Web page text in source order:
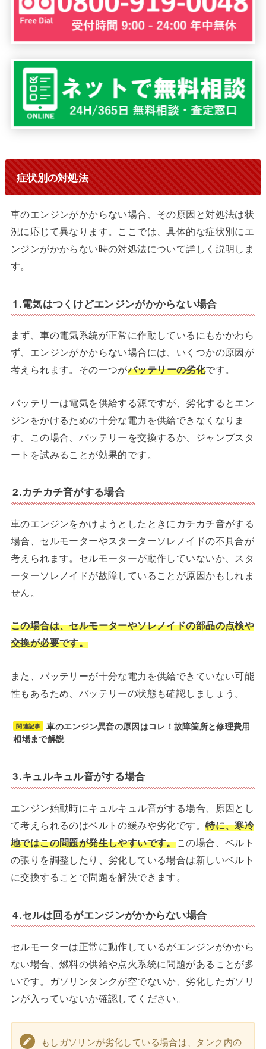
症状別の対処法
車のエンジンがかからない場合、その原因と対処法は状
況に応じて異なります。ここでは、具体的な症状別にエ
ンジンがかからない時の対処法について詳しく説明しま
す。
1.電気はつくけどエンジンがかからない場合
まず、車の電気系統が正常に作動しているにもかかわら
ず、エンジンがかからない場合には、いくつかの原因が
考えられます。その一つがバッテリーの劣化です。
バッテリーは電気を供給する源ですが、劣化するとエン
ジンをかけるための十分な電力を供給できなくなりま
す。この場合、バッテリーを交換するか、ジャンプスタ
ートを試みることが効果的です。
2.カチカチ音がする場合
車のエンジンをかけようとしたときにカチカチ音がする
場合、セルモーターやスターターソレノイドの不具合が
考えられます。セルモーターが動作していないか、スタ
ーターソレノイドが故障していることが原因かもしれま
せん。
この場合は、セルモーターやソレノイドの部品の点検や
交換が必要です。
また、バッテリーが十分な電力を供給できていない可能
性もあるため、バッテリーの状態も確認しましょう。
関連記事
車のエンジン異音の原因はコレ！故障箇所と修理費用
相場まで解説
3.キュルキュル音がする場合
エンジン始動時にキュルキュル音がする場合、原因とし
て考えられるのはベルトの緩みや劣化です。特に、寒冷
地ではこの問題が発生しやすいです。この場合、ベルト
の張りを調整したり、劣化している場合は新しいベルト
に交換することで問題を解決できます。
4.セルは回るがエンジンがかからない場合
セルモーターは正常に動作しているがエンジンがかから
ない場合、燃料の供給や点火系統に問題があることが多
いです。ガソリンタンクが空でないか、劣化したガソリ
ンが入っていないか確認してください。
もしガソリンが劣化している場合は、タンク内の